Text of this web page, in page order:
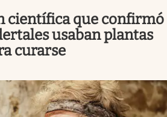
científica que confirmó
usaban plantas
curarse